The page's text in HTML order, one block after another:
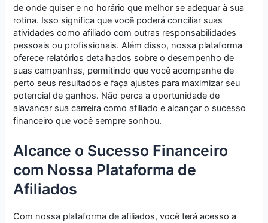
de onde quiser e no horário que melhor se adequar à sua
rotina. Isso significa que você poderá conciliar suas
atividades como afiliado com outras responsabilidades
pessoais ou profissionais. Além disso, nossa plataforma
oferece relatórios detalhados sobre o desempenho de
suas campanhas, permitindo que você acompanhe de
perto seus resultados e faça ajustes para maximizar seu
potencial de ganhos. Não perca a oportunidade de
alavancar sua carreira como afiliado e alcançar o sucesso
financeiro que você sempre sonhou.
Alcance o Sucesso Financeiro
com Nossa Plataforma de
Afiliados
Com nossa plataforma de afiliados, você terá acesso a